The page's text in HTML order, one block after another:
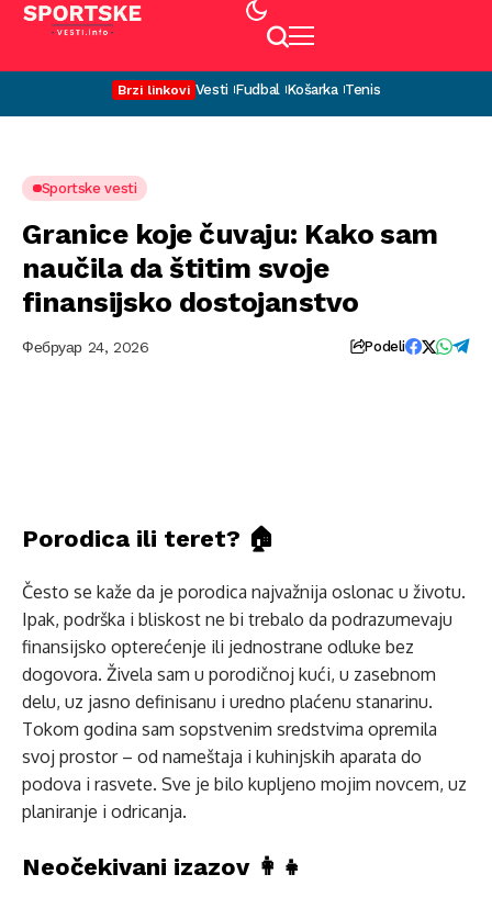
Brzi linkovi Vesti Fudbal Košarka Tenis
Sportske vesti
Granice koje čuvaju: Kako sam
naučila da štitim svoje
finansijsko dostojanstvo
Фебруар 24, 2026 Podeli
Porodica ili teret? 🏠
Često se kaže da je porodica najvažnija oslonac u životu.
Ipak, podrška i bliskost ne bi trebalo da podrazumevaju
finansijsko opterećenje ili jednostrane odluke bez
dogovora. Živela sam u porodičnoj kući, u zasebnom
delu, uz jasno definisanu i uredno plaćenu stanarinu.
Tokom godina sam sopstvenim sredstvima opremila
svoj prostor – od nameštaja i kuhinjskih aparata do
podova i rasvete. Sve je bilo kupljeno mojim novcem, uz
planiranje i odricanja.
Neočekivani izazov 👩‍👧